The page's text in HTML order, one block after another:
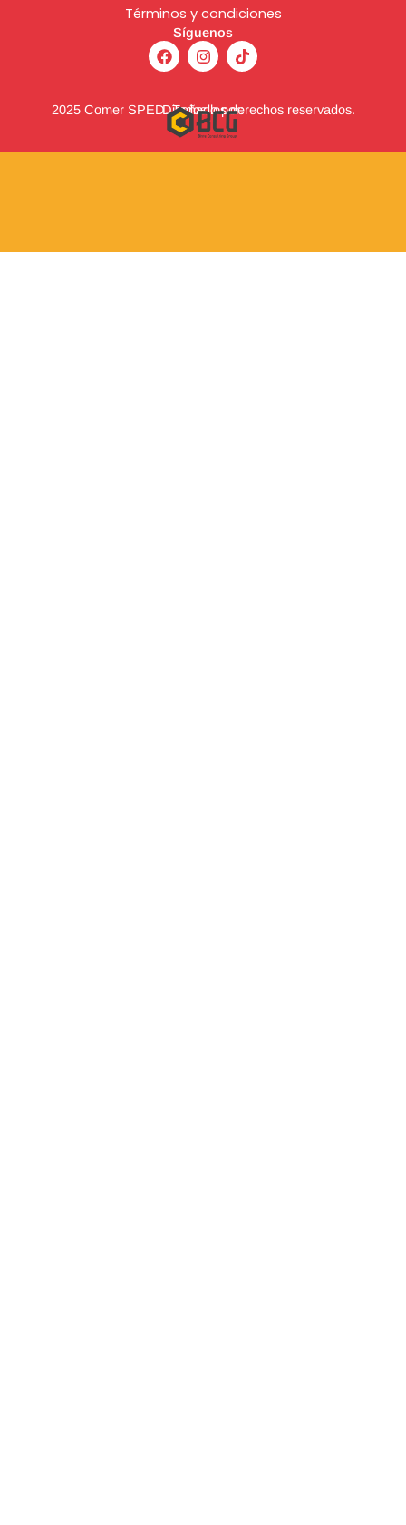
Términos y condiciones
Síguenos
F
a
c
b
o
o
k
I
n
s
a
g
r
a
T
i
k
o
2025 Comer SPED. Todos los derechos reservados.
Diseñado por: